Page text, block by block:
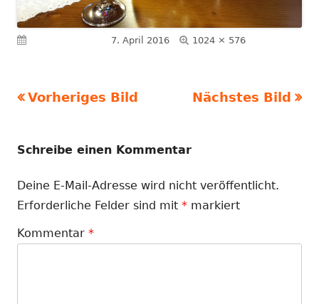
7. April 2016 Volle
1024 × 576
Vorheriges Bild Nächstes Bild
Schreibe einen Kommentar
Deine E-Mail-Adresse wird nicht veröffentlicht.
Erforderliche Felder sind mit * markiert
Kommentar *